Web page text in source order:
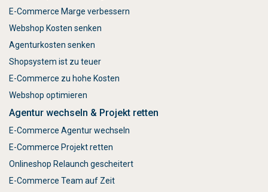
E-Commerce Marge verbessern
Webshop Kosten senken
Agenturkosten senken
Shopsystem ist zu teuer
E-Commerce zu hohe Kosten
Webshop optimieren
Agentur wechseln & Projekt retten
E-Commerce Agentur wechseln
E-Commerce Projekt retten
Onlineshop Relaunch gescheitert
E-Commerce Team auf Zeit